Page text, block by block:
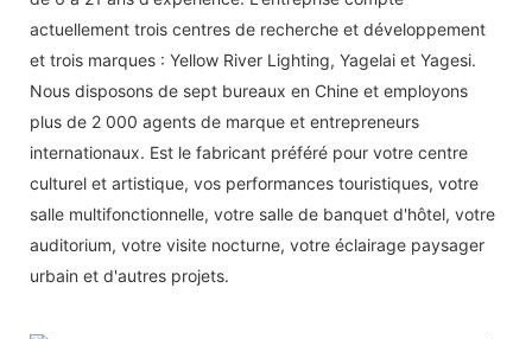
actuellement trois centres de recherche et développement
et trois marques : Yellow River Lighting, Yagelai et Yagesi.
Nous disposons de sept bureaux en Chine et employons
plus de 2 000 agents de marque et entrepreneurs
internationaux. Est le fabricant préféré pour votre centre
culturel et artistique, vos performances touristiques, votre
salle multifonctionnelle, votre salle de banquet d'hôtel, votre
auditorium, votre visite nocturne, votre éclairage paysager
urbain et d'autres projets.